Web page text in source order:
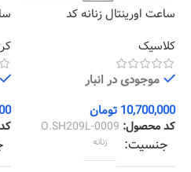
ساعت اورینتال زنانه کد
کلاسیک
موجودی در انبار
10,700,000 تومان
کد محصول: O.SH209L-0009
جنسیت زنانه